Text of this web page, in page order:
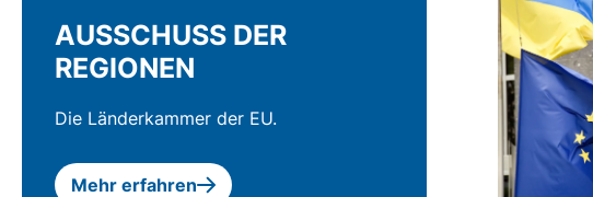
AUSSCHUSS DER
REGIONEN
Die Länderkammer der EU.
Mehr erfahren